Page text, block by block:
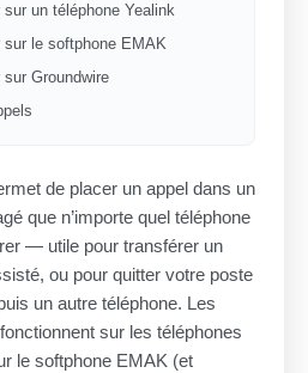
sur un téléphone Yealink
sur le softphone EMAK
sur Groundwire
de placer un appel dans un
que n’importe quel téléphone
— utile pour transférer un
ou pour quitter votre poste
un autre téléphone. Les
sur les téléphones
le softphone EMAK (et